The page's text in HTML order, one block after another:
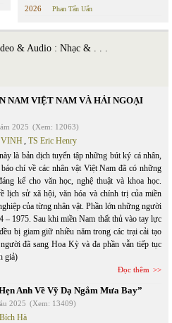
2026
Phan Tấn Uẩn
& Audio : Nhạc & . . .
NAM VIỆT NAM VÀ HẢI NGOẠI
2025 (Xem: 12063)
VINH, TS Eric Henry
là bản dịch tuyển tập những bút ký cá nhân,
chí về các nhân vật Việt Nam đã có những
kể cho văn học, nghệ thuật và khoa học.
lịch sử xã hội, văn hóa và chính trị của miền
của từng nhân vật. Phần lớn những người
– 1975. Sau khi miền Nam thất thủ vào tay lực
bị giam giữ nhiều năm trong các trại cải tạo
đã sang Hoa Kỳ và đa phần vẫn tiếp tục
giả)
Đọc thêm
Anh Về Vỹ Dạ Ngắm Mưa Bay”
2025 (Xem: 13409)
Hà